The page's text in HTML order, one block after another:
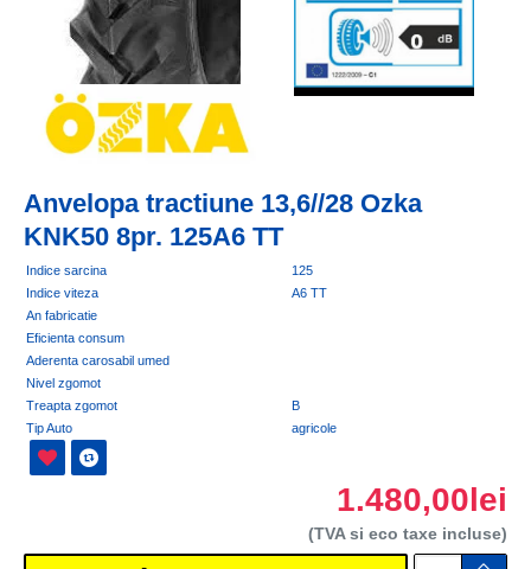
Anvelopa tractiune 13,6//28 Ozka
KNK50 8pr. 125A6 TT
Indice sarcina
125
Indice viteza
A6 TT
An fabricatie
Eficienta consum
Aderenta carosabil umed
Nivel zgomot
Treapta zgomot
B
Tip Auto
agricole
1.480,00lei
(TVA si eco taxe incluse)